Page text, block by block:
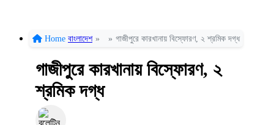
Home বাংলাদেশ » » গাজীপুরে কারখানায় বিস্ফোরণ, ২ শ্রমিক দগ্ধ
গাজীপুরে কারখানায় বিস্ফোরণ, ২
শ্রমিক দগ্ধ